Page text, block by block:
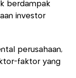
berdampak
investor
perusahaan,
faktor yang